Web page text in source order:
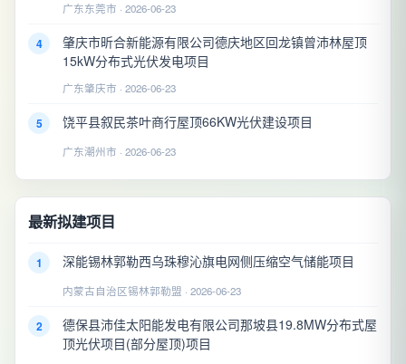
广东东莞市 · 2026-06-23
4
肇庆市昕合新能源有限公司德庆地区回龙镇曾沛林屋顶
15kW分布式光伏发电项目
广东肇庆市 · 2026-06-23
5 饶平县叙民茶叶商行屋顶66KW光伏建设项目
广东潮州市 · 2026-06-23
最新拟建项目
1 深能锡林郭勒西乌珠穆沁旗电网侧压缩空气储能项目
内蒙古自治区锡林郭勒盟 · 2026-06-23
2
德保县沛佳太阳能发电有限公司那坡县19.8MW分布式屋
顶光伏项目(部分屋顶)项目